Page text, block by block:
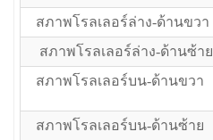
สภาพโรลเลอร์ล่าง-ด้านขวา
สภาพโรลเลอร์ล่าง-ด้านซ้าย
สภาพโรลเลอร์บน-ด้านขวา
สภาพโรลเลอร์บน-ด้านซ้าย